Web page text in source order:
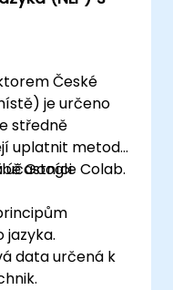
České
je určeno
středně
uplatnit metody
Google Colab.
účastníci
jazyka.
data určená k